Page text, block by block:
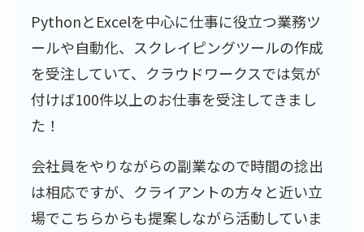
PythonとExcelを中心に仕事に役立つ業務ツ
ールや自動化、スクレイピングツールの作成
を受注していて、クラウドワークスでは気が
付けば100件以上のお仕事を受注してきまし
た！
会社員をやりながらの副業なので時間の捻出
は相応ですが、クライアントの方々と近い立
場でこちらからも提案しながら活動していま